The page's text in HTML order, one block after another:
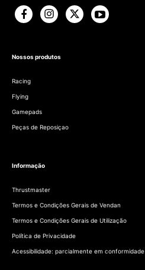
Nossos produtos
Racing
Flying
Gamepads
Peças de Reposiçao
Informação
Thrustmaster
Termos e Condições Gerais de Vendan
Termos e Condições Gerais de Utilização
Política de Privacidade
Acessibilidade: parcialmente em conformidade